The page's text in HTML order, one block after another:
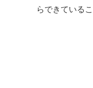
らできている